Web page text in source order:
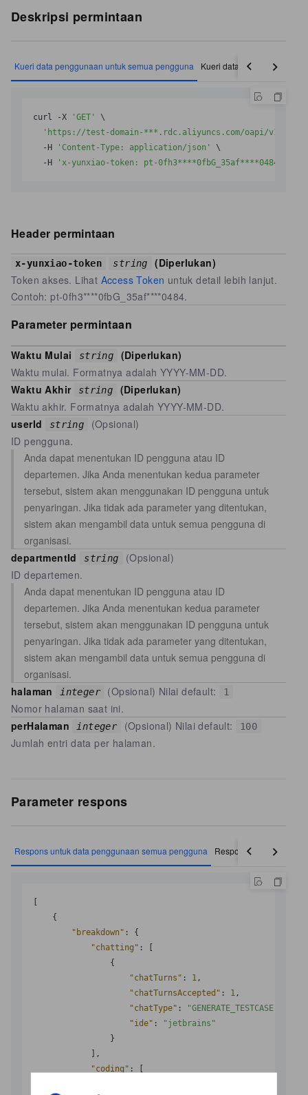
Deskripsi permintaan
Kueri data penggunaan untuk semua pengguna Kueri data penggunaan
curl -X 'GET'
\
'https://test-domain-***.rdc.aliyuncs.com/oapi/v1/lingma/
  -H
'Content-Type: application/json'
\
  -H
'x-yunxiao-token: pt-0fh3****0fbG_35af****0484'
Header permintaan
x-yunxiao-token string
(Diperlukan)
Token akses. Lihat Access Token untuk detail lebih lanjut.
Contoh: pt-0fh3****0fbG_35af****0484.
Parameter permintaan
Waktu Mulai string
(Diperlukan)
Waktu mulai. Formatnya adalah YYYY-MM-DD.
Waktu Akhir
string
(Diperlukan)
Waktu akhir. Formatnya adalah YYYY-MM-DD.
userId
string
(Opsional)
ID pengguna.
Anda dapat menentukan ID pengguna atau ID
departemen. Jika Anda menentukan kedua parameter
tersebut, sistem akan menggunakan ID pengguna untuk
penyaringan. Jika tidak ada parameter yang ditentukan,
sistem akan mengambil data untuk semua pengguna di
organisasi.
departmentId
string
(Opsional)
ID departemen.
Anda dapat menentukan ID pengguna atau ID
departemen. Jika Anda menentukan kedua parameter
tersebut, sistem akan menggunakan ID pengguna untuk
penyaringan. Jika tidak ada parameter yang ditentukan,
sistem akan mengambil data untuk semua pengguna di
organisasi.
halaman
integer (Opsional) Nilai default: 1
Nomor halaman saat ini.
perHalaman
integer (Opsional) Nilai default: 100
Jumlah entri data per halaman.
Parameter respons
Respons untuk data penggunaan semua pengguna Respons untuk data
[
{
"breakdown" :
{
"chatting" :
[
{
"chatTurns" : 1 ,
"chatTurnsAccepted" : 1 ,
"chatType" : "GENERATE_TESTCASE"
"ide" :
"jetbrains"
}
] ,
"coding" :
[